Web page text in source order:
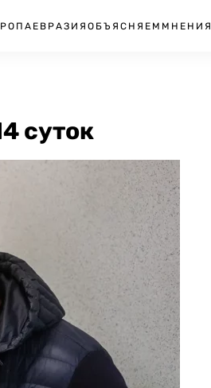
ЕВРАЗИЯ ОБЪЯСНЯЕМ МНЕНИЯ
суток